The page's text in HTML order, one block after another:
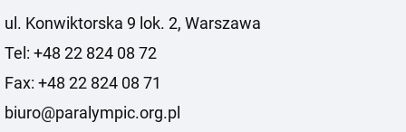
ul. Konwiktorska 9 lok. 2, Warszawa
Tel: +48 22 824 08 72
Fax: +48 22 824 08 71
biuro@paralympic.org.pl